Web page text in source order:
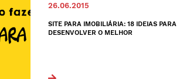
26.06.2015
SITE PARA IMOBILIÁRIA: 18 IDEIAS PARA
DESENVOLVER O MELHOR